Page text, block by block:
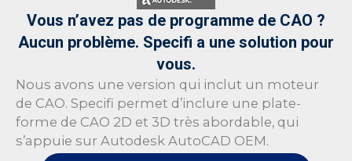
Vous n’avez pas de programme de CAO ?
Aucun problème. Specifi a une solution pour
vous.
Nous avons une version qui inclut un moteur
de CAO. Specifi permet d’inclure une plate-
forme de CAO 2D et 3D très abordable, qui
s’appuie sur Autodesk AutoCAD OEM.